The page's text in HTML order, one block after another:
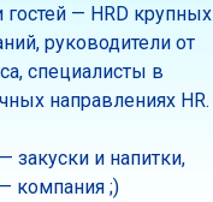
гостей — HRD крупных
руководители от
специалисты в
направлениях HR.
закуски и напитки,
компания ;)